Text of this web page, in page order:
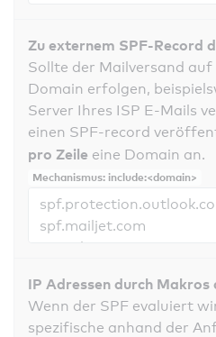
Zu externem SPF-Record
Sollte der Mailversand auf
Domain erfolgen,
Server Ihres ISP E-Mails
einen SPF-record
pro Zeile eine Domain an.
Mechanismus: include:<domain>
IP Adressen durch
Wenn der SPF evaluiert
spezifische anhand der